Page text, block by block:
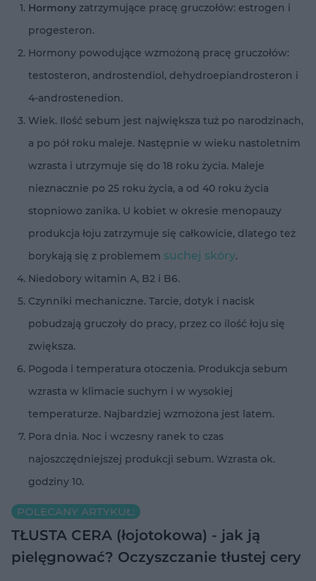
Hormony zatrzymujące pracę gruczołów: estrogen i
progesteron.
Hormony powodujące wzmożoną pracę gruczołów:
testosteron, androstendiol, dehydroepiandrosteron i
4-androstenedion.
Wiek. Ilość sebum jest największa tuż po narodzinach,
a po pół roku maleje. Następnie w wieku nastoletnim
wzrasta i utrzymuje się do 18 roku życia. Maleje
nieznacznie po 25 roku życia, a od 40 roku życia
stopniowo zanika. U kobiet w okresie menopauzy
produkcja łoju zatrzymuje się całkowicie, dlatego też
borykają się z problemem suchej skóry.
Niedobory witamin A, B2 i B6.
Czynniki mechaniczne. Tarcie, dotyk i nacisk
pobudzają gruczoły do pracy, przez co ilość łoju się
zwiększa.
Pogoda i temperatura otoczenia. Produkcja sebum
wzrasta w klimacie suchym i w wysokiej
temperaturze. Najbardziej wzmożona jest latem.
Pora dnia. Noc i wczesny ranek to czas
najoszczędniejszej produkcji sebum. Wzrasta ok.
godziny 10.
POLECANY ARTYKUŁ:
TŁUSTA CERA (łojotokowa) - jak ją
pielęgnować? Oczyszczanie tłustej cery